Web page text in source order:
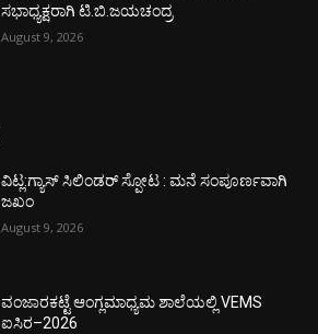
ಸಭಾಧ್ಯಕ್ಷರಾಗಿ ಟಿ.ಬಿ.ಜಯಚಂದ್ರ
August 9, 2026
ವಿಟ್ಲ:ಗ್ಯಾಸ್ ಸಿಲಿಂಡರ್ ಸ್ಪೋಟ : ಮನೆ ಸಂಪೂರ್ಣವಾಗಿ
ಜಖಂ
August 9, 2026
ವಂಜಾರಕಟ್ಟೆ ಆಂಗ್ಲಮಾಧ್ಯಮ ಶಾಲೆಯಲ್ಲಿ VEMS
ಐಸಿರ–2026